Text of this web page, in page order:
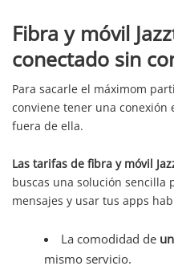
Fibra y móvil
conectado sin
Para sacarle el máximom
conviene tener una conexión
fuera de ella.
Las tarifas de fibra y móvil
buscas una solución sencilla
mensajes y usar tus apps
La comodidad de
mismo servicio.